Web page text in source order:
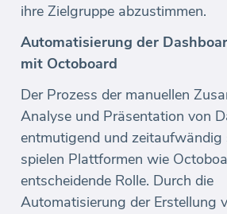
ihre Zielgruppe abzustimmen.
Automatisierung der
mit Octoboard
Der Prozess der manuellen
Analyse und Präsentation von
entmutigend und zeitaufwändig
spielen Plattformen wie
entscheidende Rolle. Durch die
Automatisierung der Erstellung